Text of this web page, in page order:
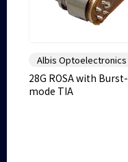
Albis Optoelectronics
28G ROSA with Burst-
mode TIA